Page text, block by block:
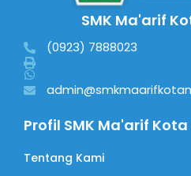
SMK Ma'arif
(0923) 7888023
Profil SMK Ma'arif
Tentang Kami